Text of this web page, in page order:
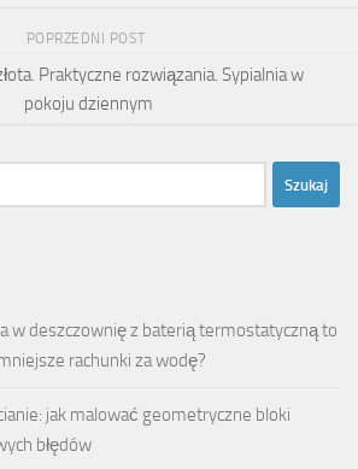
POPRZEDNI POST
Praktyczne rozwiązania. Sypialnia w
pokoju dziennym
w deszczownię z baterią termostatyczną to
rachunki za wodę?
jak malować geometryczne bloki
błędów